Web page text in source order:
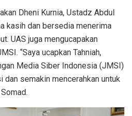
Dheni Kurnia, Ustadz Abdul
kasih dan bersedia menerima
UAS juga mengucapakan
“Saya ucapkan Tahniah,
Media Siber Indonesia (JMSI)
semakin mencerahkan untuk